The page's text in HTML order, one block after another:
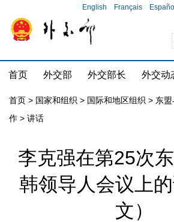
English Français Español
首页 外交部 外交部长 外交动
首页 > 国家和组织 > 国际和地区组织 > 东
作 > 讲话
李克强在第25次
韩领导人会议上
文）